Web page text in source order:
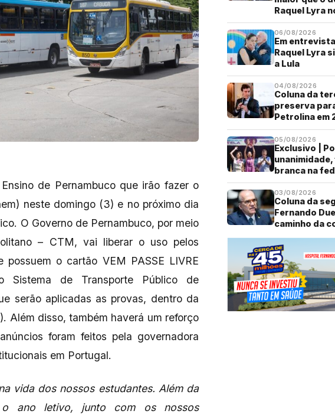
de Pernambuco que irão fazer o
neste domingo (3) e no próximo dia
O Governo de Pernambuco, por meio
– CTM, vai liberar o uso pelos
o cartão VEM PASSE LIVRE
Sistema de Transporte Público de
serão aplicadas as provas, dentro da
Além disso, também haverá um reforço
foram feitos pela governadora
em Portugal.
vida dos nossos estudantes. Além da
o ano letivo, junto com os nossos
Raquel Lyra
06/08/2026
Em entrevista
Raquel Lyra
a Lula
04/08/2026
Coluna da
preserva
Petrolina em
05/08/2026
Exclusivo |
branca na
03/08/2026
Coluna da
Fernando
caminho da